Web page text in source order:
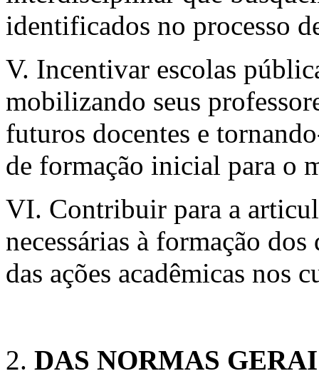
identificados no processo
V. Incentivar escolas
mobilizando seus
futuros docentes e
de formação inicial para o
VI. Contribuir para a
necessárias à formação
das ações acadêmicas nos
DAS NORMAS